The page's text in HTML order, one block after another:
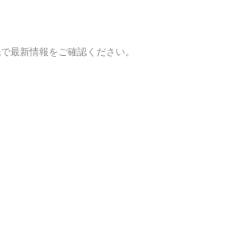
最新情報をご確認ください。